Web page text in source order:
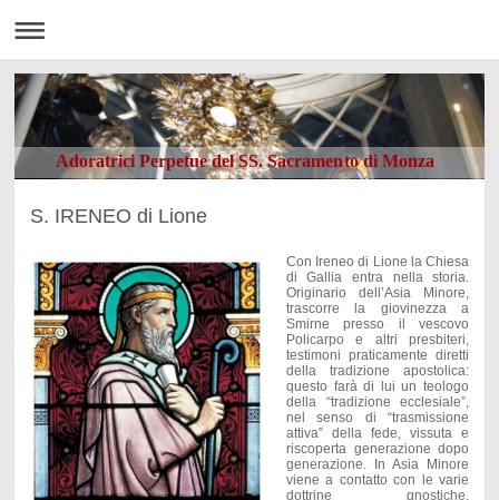
Adoratrici Perpetue del SS. Sacramento di Monza
S. IRENEO di Lione
Con Ireneo di Lione la Chiesa
di Gallia entra nella storia.
Originario dell’Asia Minore,
trascorre la giovinezza a
Smirne presso il vescovo
Policarpo e altri presbiteri,
testimoni praticamente diretti
della tradizione apostolica:
questo farà di lui un teologo
della “tradizione ecclesiale”,
nel senso di “trasmissione
attiva” della fede, vissuta e
riscoperta generazione dopo
generazione. In Asia Minore
viene a contatto con le varie
dottrine gnostiche,